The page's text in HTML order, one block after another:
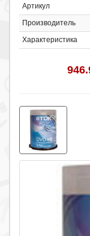
Артикул
Производитель
Характеристика